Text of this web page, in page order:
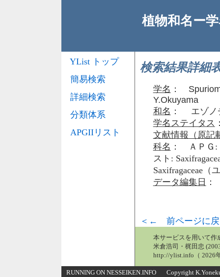
植物和名ー
検索結果詳細
学名 ：
Y.Okuyama
和名 ： エゾノ
学名ステイタス
文献情報（原記
科名 ： ＡＰＧ:
スト:
Saxifragaceae（
データ編集日
＜← 前ページに戻
YList トップ
簡易検索
詳細検索
分類体系
APGIIリスト
本サービスを用いて作
米倉浩司・梶田忠
http://ylist.info（ 2026
RUNNING ON NESSEIKEN.INFO Copyright